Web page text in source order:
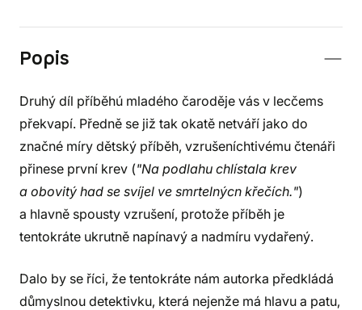
Popis
Druhý díl příběhú mladého čaroděje vás v lecčems
překvapí. Předně se již tak okatě netváří jako do
značné míry dětský příběh, vzrušeníchtivému čtenáři
přinese první krev ("Na podlahu chlístala krev
a obovitý had se svíjel ve smrtelnýcn křečích.")
a hlavně spousty vzrušení, protože příběh je
tentokráte ukrutně napínavý a nadmíru vydařený.
Dalo by se říci, že tentokráte nám autorka předkládá
důmyslnou detektivku, která nejenže má hlavu a patu,